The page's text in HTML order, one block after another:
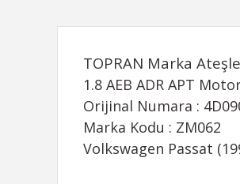
TOPRAN Marka
1.8 AEB ADR APT
Orijinal Numara :
Marka Kodu : ZM062
Volkswagen Passat